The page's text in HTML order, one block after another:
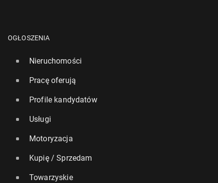
OGŁOSZENIA
Nieruchomości
Pracę oferują
Profile kandydatów
Usługi
Motoryzacja
Kupię / Sprzedam
Towarzyskie